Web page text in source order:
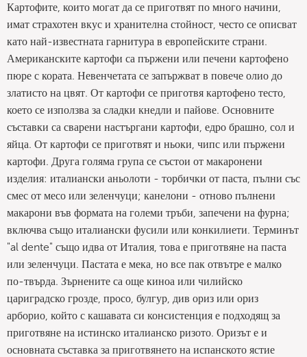
Картофите, които могат да се приготвят по много начини,
имат страхотен вкус и хранителна стойност, често се описват
като най-известната гарнитура в европейските страни.
Американските картофи са пържени или печени картофено
пюре с кората. Невенчетата се запържват в повече олио до
златисто на цвят. От картофи се приготвя картофено тесто,
което се използва за сладки кнедли и пайове. Основните
съставки са сварени настъргани картофи, едро брашно, сол и
яйца. От картофи се приготвят и ньоки, чипс или пържени
картофи. Друга голяма група се състои от макаронени
изделия: италиански аньолоти - торбички от паста, пълни със
смес от месо или зеленчуци; канелони - отново пълнени
макарони във формата на големи тръби, запечени на фурна;
включва също италиански фусили или конкилиети. Терминът
"al dente" също идва от Италия, това е приготвяне на паста
или зеленчуци. Пастата е мека, но все пак отвътре е малко
по-твърда. Зърнените са още киноа или чилийско
цариградско грозде, просо, булгур, див ориз или ориз
арборио, който с кашавата си консистенция е подходящ за
приготвяне на истинско италианско ризото. Оризът е и
основната съставка за приготвянето на испанското ястие